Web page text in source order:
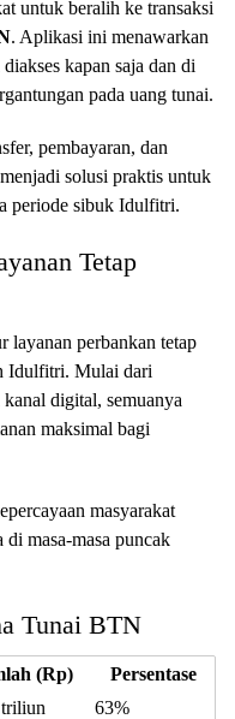
untuk beralih ke transaksi
. Aplikasi ini menawarkan
kapan saja dan di
pada uang tunai.
pembayaran, dan
solusi praktis untuk
periode sibuk Idulfitri.
Tetap
layanan perbankan tetap
Idulfitri. Mulai dari
digital, semuanya
maksimal bagi
masyarakat
di masa-masa puncak
Tunai BTN
(Rp)
Persentase
63%